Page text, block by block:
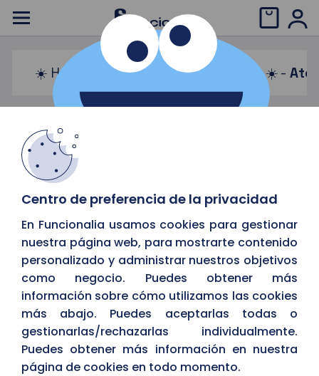
Centro de preferencia de la privacidad
En Funcionalia usamos cookies para gestionar
nuestra página web, para mostrarte contenido
personalizado y administrar nuestros objetivos
como negocio. Puedes obtener más
información sobre cómo utilizamos las cookies
más abajo. Puedes aceptarlas todas o
gestionarlas/rechazarlas individualmente.
Puedes obtener más información en nuestra
página de cookies en todo momento.
☀️ Horario de verano: 08:00 a 15:00 ☀️ -